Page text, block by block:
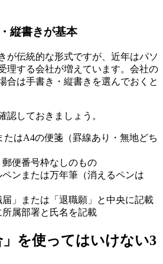
縦書きが基本
が伝統的な形式ですが、近年はパソ
理する会社が増えています。会社の
合は手書き・縦書きを選んでおくと
認しておきましょう。
たはA4の便箋（罫線あり・無地どち
便番号枠なしのもの
ンまたは万年筆（消えるペンは
」または「退職願」と中央に記載
属部署と氏名を記載
」を使ってはいけない3